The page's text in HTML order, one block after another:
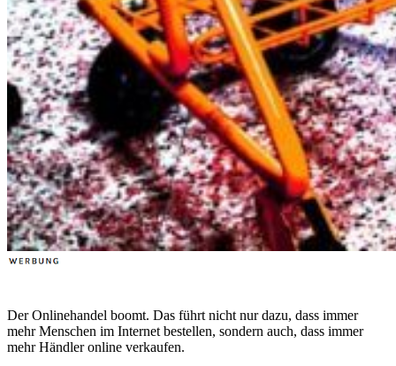
Der Onlinehandel boomt. Das führt nicht nur dazu, dass immer
mehr Menschen im Internet bestellen, sondern auch, dass immer
mehr Händler online verkaufen.